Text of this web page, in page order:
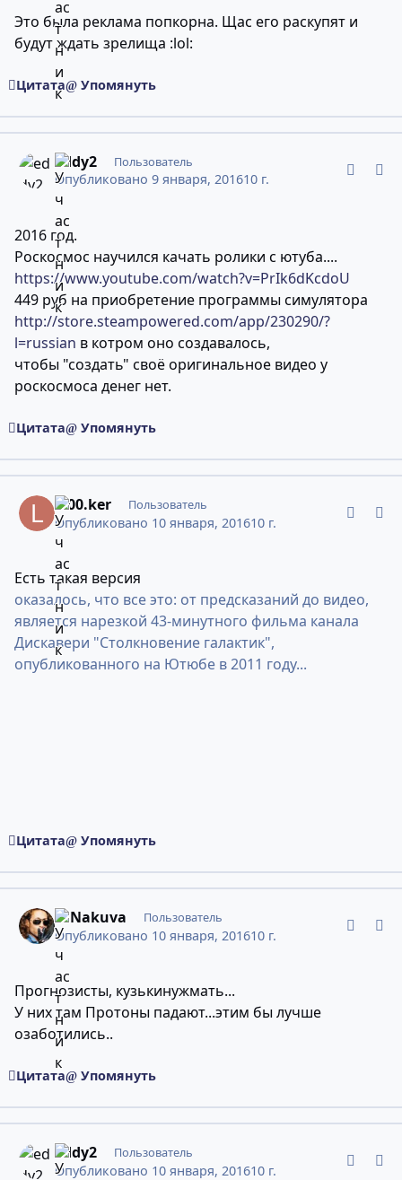
Это была реклама попкорна. Щас его раскупят и
будут ждать зрелища :lol:
Цитата Упомянуть
eddy2 Пользователь
Опубликовано 9 января, 201610 г.
2016 год.
Роскосмос научился качать ролики с ютуба....
https://www.youtube.com/watch?v=PrIk6dKcdoU
449 руб на приобретение программы симулятора
http://store.steampowered.com/app/230290/?
l=russian в котром оно создавалось,
чтобы "создать" своё оригинальное видео у
роскосмоса денег нет.
Цитата Упомянуть
L.00.ker Пользователь
Опубликовано 10 января, 201610 г.
Есть такая версия
оказалось, что все это: от предсказаний до видео,
является нарезкой 43-минутного фильма канала
Дискавери "Столкновение галактик",
опубликованного на Ютюбе в 2011 году...
Цитата Упомянуть
O.Nakuva Пользователь
Опубликовано 10 января, 201610 г.
Прогнозисты, кузькинужмать...
У них там Протоны падают...этим бы лучше
озаботились..
Цитата Упомянуть
eddy2 Пользователь
Опубликовано 10 января, 201610 г.